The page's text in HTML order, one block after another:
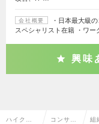
会社概要
・日本最大級
スペシャリスト在籍 ・ワー
興味
ハイクラ コンサル 組